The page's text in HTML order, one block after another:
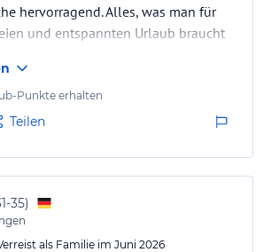
hervorragend. Alles, was man für
und entspannten Urlaub braucht
Punkte erhalten
Teilen
35)
als Familie im Juni 2026